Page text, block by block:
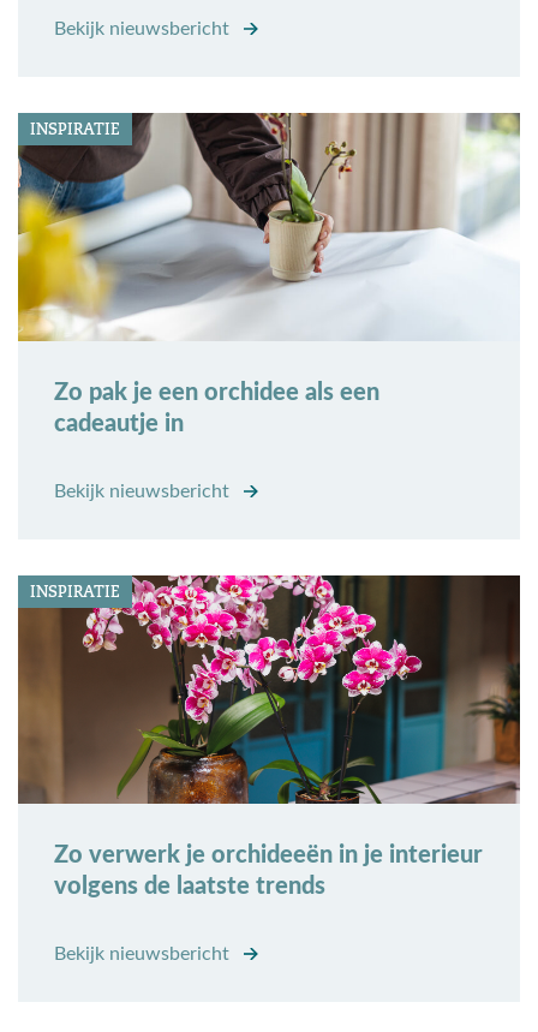
Bekijk nieuwsbericht
INSPIRATIE
Zo pak je een orchidee als een
cadeautje in
Bekijk nieuwsbericht
INSPIRATIE
Zo verwerk je orchideeën in je interieur
volgens de laatste trends
Bekijk nieuwsbericht